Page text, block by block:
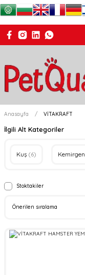
Anasayfa VİTAKRAFT
İlgili Alt Kategoriler
Kuş (6) Kemirgen
Stoktakiler